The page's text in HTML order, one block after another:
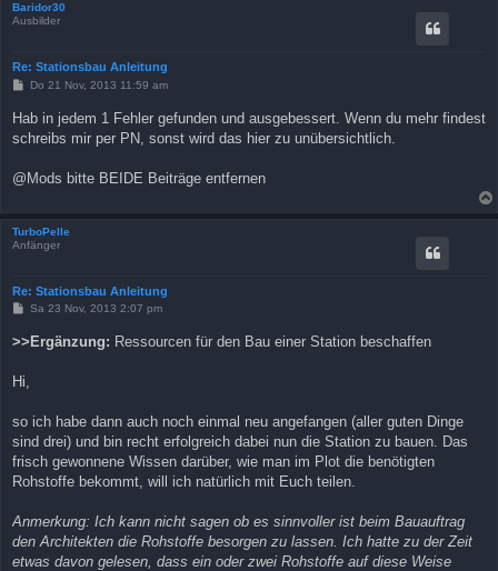
Baridor30
Ausbilder
Re: Stationsbau Anleitung
B
t
r
Do 21 Nov, 2013 11:59 am
Hab in jedem 1 Fehler gefunden und ausgebessert. Wenn du mehr findest
schreibs mir per PN, sonst wird das hier zu unübersichtlich.
@Mods bitte BEIDE Beiträge entfernen
TurboPelle
Anfänger
Re: Stationsbau Anleitung
B
t
g
Sa 23 Nov, 2013 2:07 pm
>>Ergänzung: Ressourcen für den Bau einer Station beschaffen
Hi,
so ich habe dann auch noch einmal neu angefangen (aller guten Dinge
sind drei) und bin recht erfolgreich dabei nun die Station zu bauen. Das
frisch gewonnene Wissen darüber, wie man im Plot die benötigten
Rohstoffe bekommt, will ich natürlich mit Euch teilen.
Anmerkung: Ich kann nicht sagen ob es sinnvoller ist beim Bauauftrag
den Architekten die Rohstoffe besorgen zu lassen. Ich hatte zu der Zeit
etwas davon gelesen, dass ein oder zwei Rohstoffe auf diese Weise